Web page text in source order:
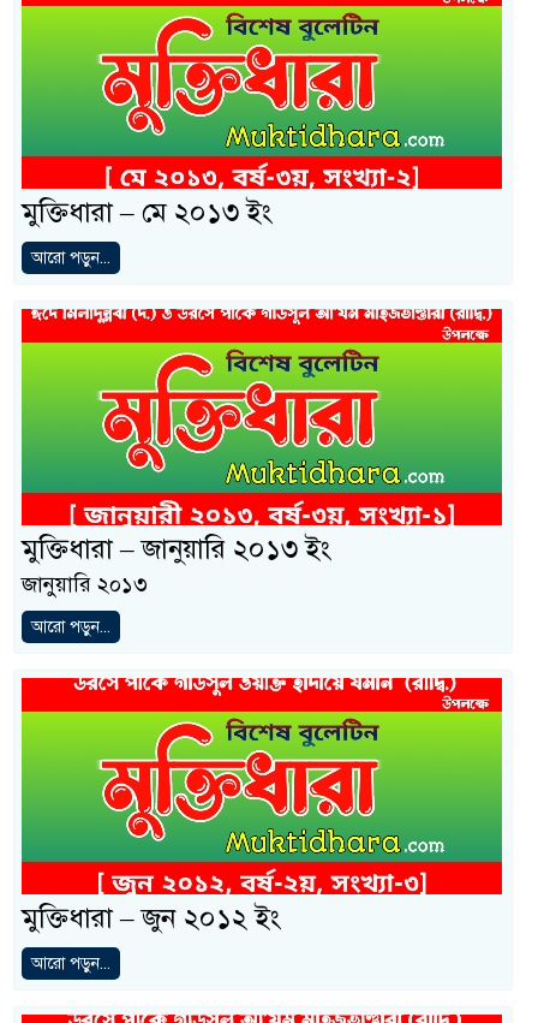
মুক্তিধারা – মে ২০১৩ ইং
আরো পড়ুন...
মুক্তিধারা – জানুয়ারি ২০১৩ ইং
জানুয়ারি ২০১৩
আরো পড়ুন...
মুক্তিধারা – জুন ২০১২ ইং
আরো পড়ুন...